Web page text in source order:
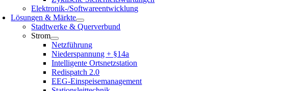
Elektronik-/Softwareentwicklung
Lösungen & Märkte
Stadtwerke & Querverbund
Strom
Netzführung
Niederspannung + §14a
Intelligente Ortsnetzstation
Redispatch 2.0
EEG-Einspeisemanagement